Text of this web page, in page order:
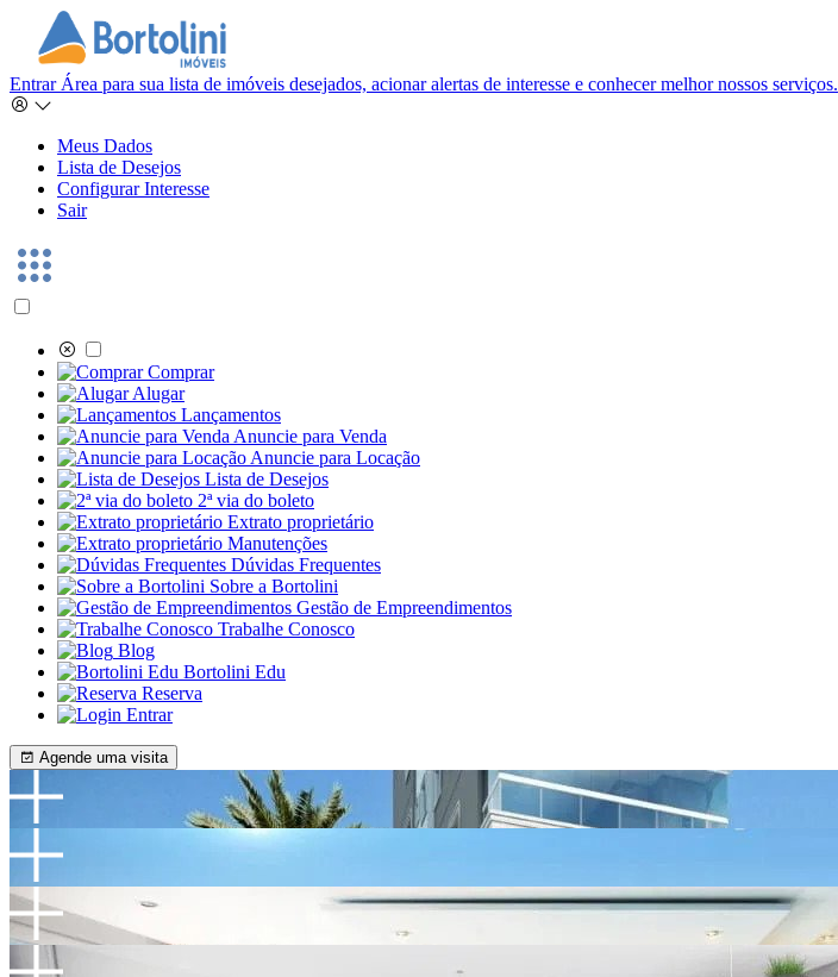
Entrar Área para sua lista de imóveis desejados, acionar alertas de interesse e conhecer melhor nossos serviços.
Meus Dados
Lista de Desejos
Configurar Interesse
Sair
Comprar
Alugar
Lançamentos
Anuncie para Venda
Anuncie para Locação
Lista de Desejos
2ª via do boleto
Extrato proprietário
Manutenções
Dúvidas Frequentes
Sobre a Bortolini
Gestão de Empreendimentos
Trabalhe Conosco
Blog
Bortolini Edu
Reserva
Entrar
Agende uma visita